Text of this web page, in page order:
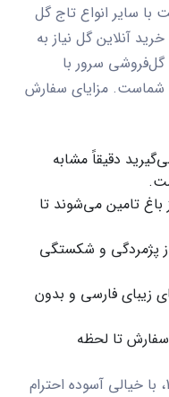
سایر انواع تاج گل
آنلاین گل نیاز به
گل‌فروشی سرور با
شماست. مزایای سفارش
دقیقاً مشابه
باغ تامین می‌شوند تا
پژمردگی و شکستگی
زیبای فارسی و بدون
سفارش تا لحظه
، با خیالی آسوده احترام